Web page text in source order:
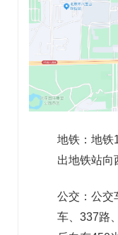
地铁：地铁
出地铁站向
公交：公交
车、337路